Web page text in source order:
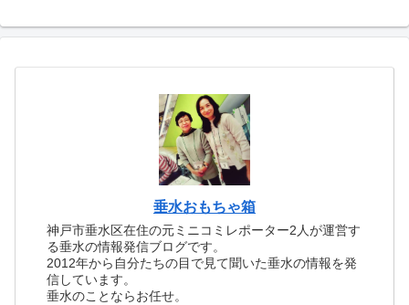
垂水おもちゃ箱
神戸市垂水区在住の元ミニコミレポーター2人が運営す
る垂水の情報発信ブログです。
2012年から自分たちの目で見て聞いた垂水の情報を発
信しています。
垂水のことならお任せ。